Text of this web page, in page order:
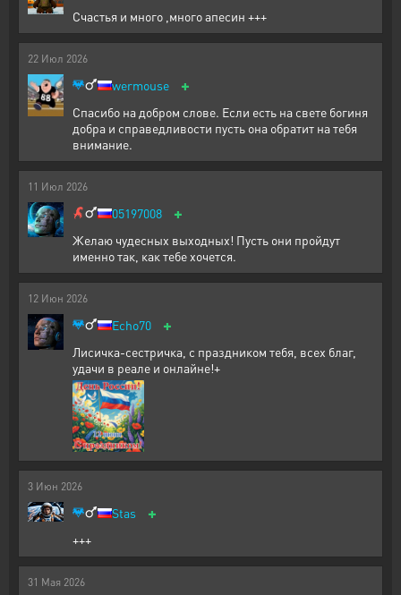
Счастья и много ,много апесин +++
22 Июл 2026
wermouse +
Спасибо на добром слове. Если есть на свете богиня
добра и справедливости пусть она обратит на тебя
внимание.
11 Июл 2026
05197008 +
Желаю чудесных выходных! Пусть они пройдут
именно так, как тебе хочется.
12 Июн 2026
Echo70 +
Лисичка-сестричка, с праздником тебя, всех благ,
удачи в реале и онлайне!+
3 Июн 2026
Stas +
+++
31 Мая 2026